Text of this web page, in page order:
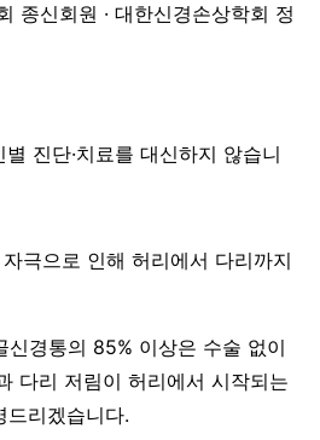
종신회원 · 대한신경손상학회 정
진단·치료를 대신하지 않습니
극으로 인해 허리에서 다리까지
경통의 85% 이상은 수술 없이
다리 저림이 허리에서 시작되는
리겠습니다.